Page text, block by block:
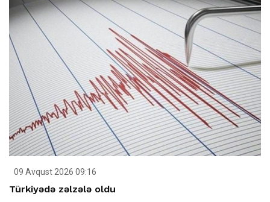
09 Avqust 2026 09:16
Türkiyədə zəlzələ oldu